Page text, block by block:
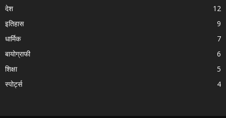
देश
12
इतिहास
9
धार्मिक
7
बायोग्राफी
6
शिक्षा
5
स्पोर्ट्स
4